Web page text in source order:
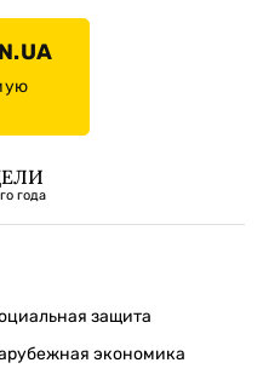
года
защита
экономика